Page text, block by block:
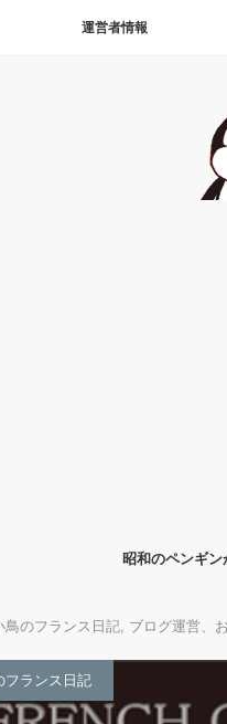
運営者情報
昭和のペンギ
鳥のフランス日記, ブログ運営、
フランス日記